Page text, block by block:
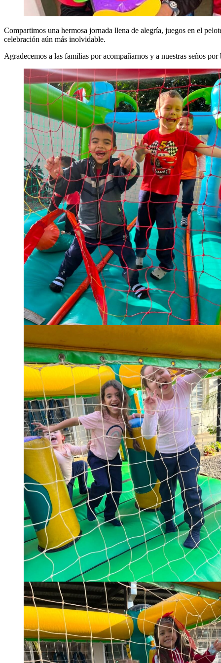
Compartimos una hermosa jornada llena de alegría, juegos en el
celebración aún más inolvidable.
Agradecemos a las familias por acompañarnos y a nuestras seños